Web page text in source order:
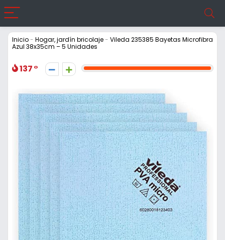
Inicio- Hogar, jardín bricolaje- Vileda 235385 Bayetas Microfibra
Azul 38x35cm – 5 Unidades
137